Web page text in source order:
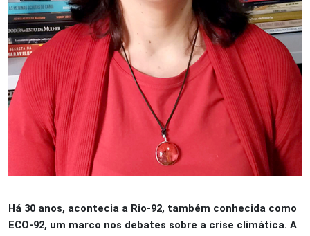
Há 30 anos, acontecia a Rio-92, também conhecida como
ECO-92, um marco nos debates sobre a crise climática. A